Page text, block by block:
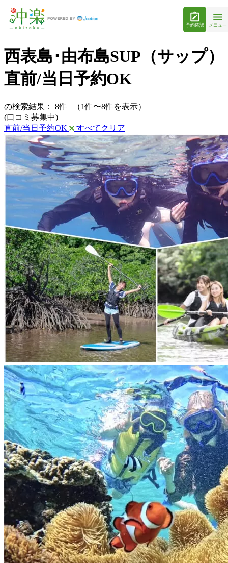
予約確認 メニュー
西表島･由布島SUP（サップ）
直前/当日予約OK
の検索結果： 8件 |
（1件〜8件を表示）
(口コミ募集中)
直前/当日予約OK
すべてクリア